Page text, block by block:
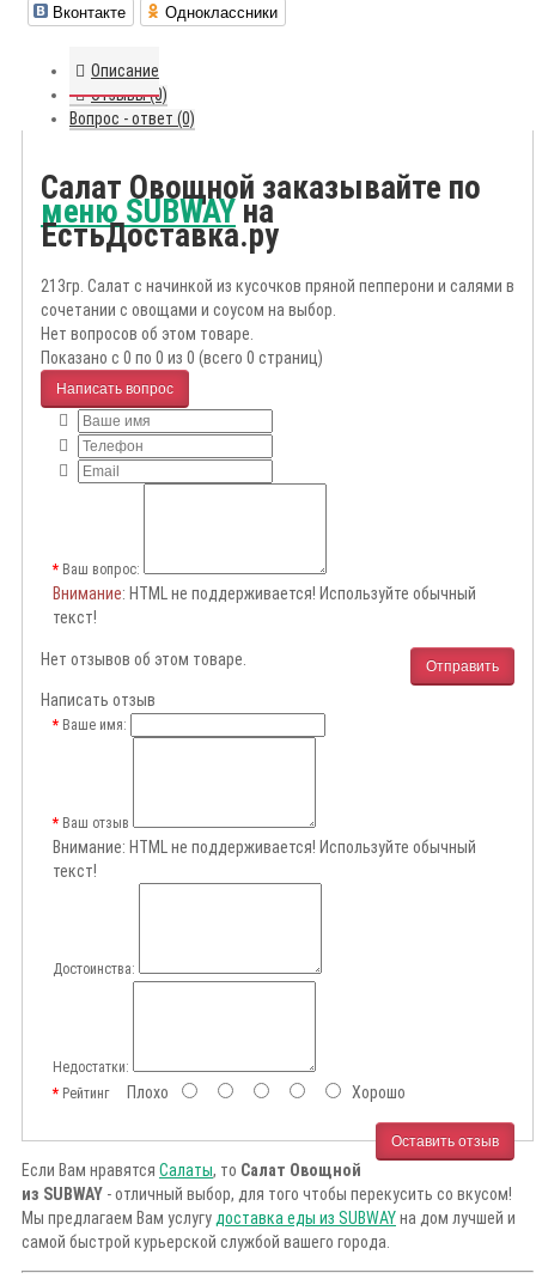
Вконтакте Одноклассники
Описание
Отзывы (0)
Вопрос - ответ (0)
Салат Овощной заказывайте по
меню SUBWAYна
ЕстьДоставка.ру
213гр. Салат с начинкой из кусочков пряной пепперони и салями в
сочетании с овощами и соусом на выбор.
Нет вопросов об этом товаре.
Показано с 0 по 0 из 0 (всего 0 страниц)
Написать вопрос
Ваш вопрос:
Внимание: HTML не поддерживается! Используйте обычный
текст!
Отправить
Нет отзывов об этом товаре.
Написать отзыв
Ваше имя:
Ваш отзыв
Внимание: HTML не поддерживается! Используйте обычный
текст!
Достоинства:
Недостатки:
РейтингПлохо Хорошо
Оставить отзыв
Если Вам нравятся Салаты, то Салат Овощной
из SUBWAY - отличный выбор, для того чтобы перекусить со вкусом!
Мы предлагаем Вам услугу доставка еды из SUBWAYна дом лучшей и
самой быстрой курьерской службой вашего города.